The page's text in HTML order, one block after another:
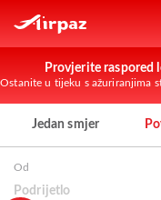
Provjerite raspored
Ostanite u tijeku s ažuriranjima
Jedan smjer
Od
Podrijetlo